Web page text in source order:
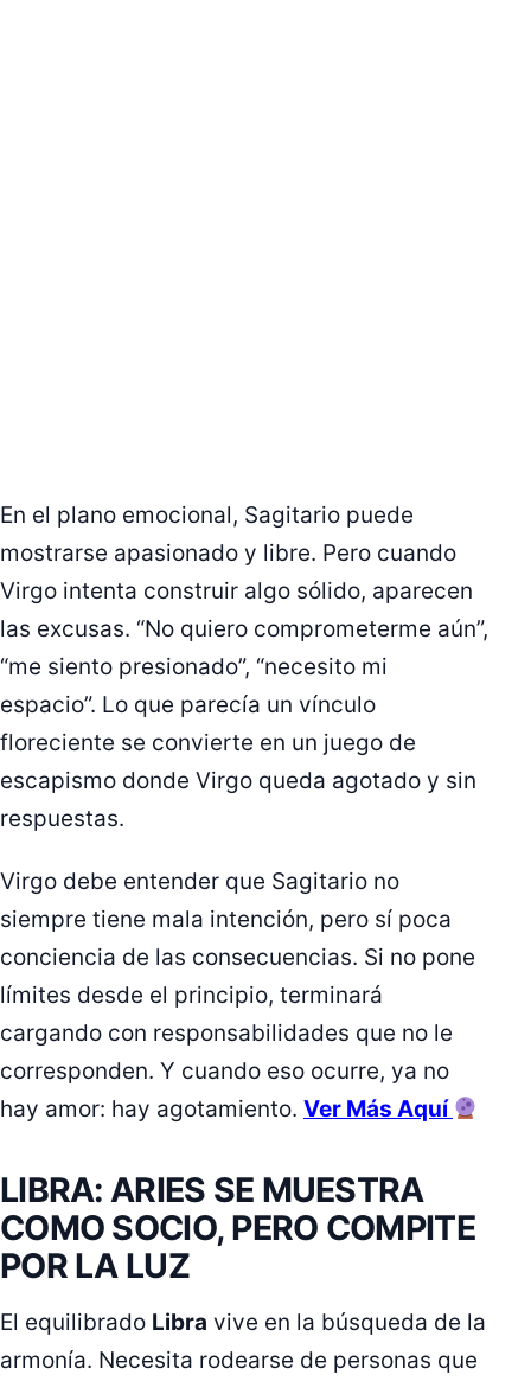
En el plano emocional, Sagitario puede
mostrarse apasionado y libre. Pero cuando
Virgo intenta construir algo sólido, aparecen
las excusas. “No quiero comprometerme aún”,
“me siento presionado”, “necesito mi
espacio”. Lo que parecía un vínculo
floreciente se convierte en un juego de
escapismo donde Virgo queda agotado y sin
respuestas.
Virgo debe entender que Sagitario no
siempre tiene mala intención, pero sí poca
conciencia de las consecuencias. Si no pone
límites desde el principio, terminará
cargando con responsabilidades que no le
corresponden. Y cuando eso ocurre, ya no
hay amor: hay agotamiento. Ver Más Aquí
LIBRA: ARIES SE MUESTRA
COMO SOCIO, PERO COMPITE
POR LA LUZ
El equilibrado Libra vive en la búsqueda de la
armonía. Necesita rodearse de personas que